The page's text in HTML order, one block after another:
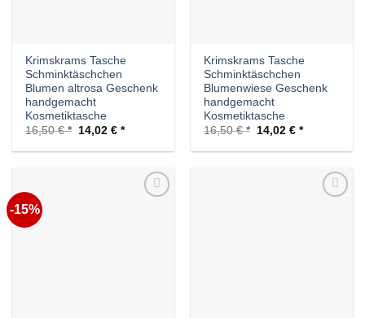
Krimskrams Tasche
Schminktäschchen
Blumen altrosa Geschenk
handgemacht
Kosmetiktasche
16,50€
Ursprünglicher
war:
14,02€ Aktueller
ist:
Krimskrams Tasche
Schminktäschchen
Blumenwiese Geschenk
handgemacht
Kosmetiktasche
16,50€
Ursprünglicher
war:
14,02€ Aktueller
ist:
-15%